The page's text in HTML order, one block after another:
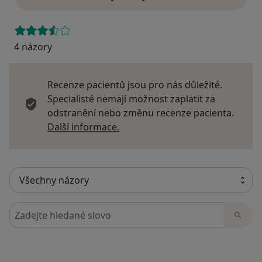
4 názory
Recenze pacientů jsou pro nás důležité.
Specialisté nemají možnost zaplatit za
odstranění nebo změnu recenze pacienta.
Další informace.
Hledejte v názorech